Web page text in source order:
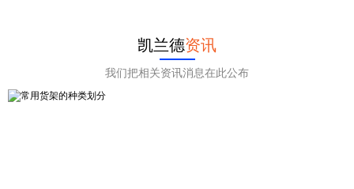
凯兰德资讯
我们把相关资讯消息在此公布